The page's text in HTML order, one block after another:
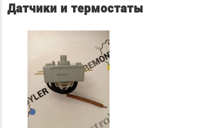
Датчики и термостаты